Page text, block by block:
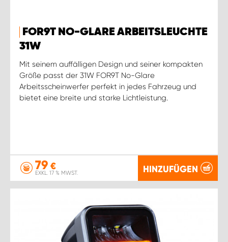
FOR9T NO-GLARE ARBEITSLEUCHTE
31W
Mit seinem auffälligen Design und seiner kompakten
Größe passt der 31W FOR9T No-Glare
Arbeitsscheinwerfer perfekt in jedes Fahrzeug und
bietet eine breite und starke Lichtleistung.
79 €
EXKL. 17 % MWST. HINZUFÜGEN